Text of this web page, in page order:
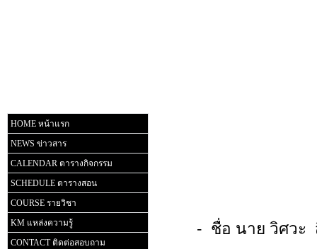
HOME หน้าแรก
NEWS ข่าวสาร
CALENDAR ตารางกิจกรรม
SCHEDULE ตารางสอน
COURSE รายวิชา
KM แหล่งความรู้
CONTACT ติดต่อสอบถาม
- ชื่อ นาย วิศวะ